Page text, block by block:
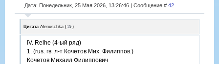
Дата: Понедельник, 25 Мая 2026, 13:26:46 | Сообщение # 42
Цитата Alenuschka ( )
IV. Reihe (4-ый ряд)
1. (rus. гв. л-т Кочетов Мих. Филиппов.)
Кочетов Михаил Филиппович